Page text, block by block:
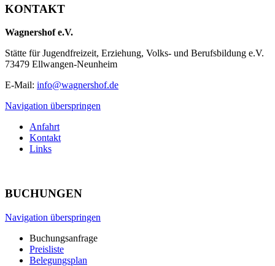
KONTAKT
Wagnershof e.V.
Stätte für Jugendfreizeit, Erziehung, Volks- und Berufsbildung e.V.
73479 Ellwangen-Neunheim
E-Mail: info@wagnershof.de
Navigation überspringen
Anfahrt
Kontakt
Links
BUCHUNGEN
Navigation überspringen
Buchungsanfrage
Preisliste
Belegungsplan